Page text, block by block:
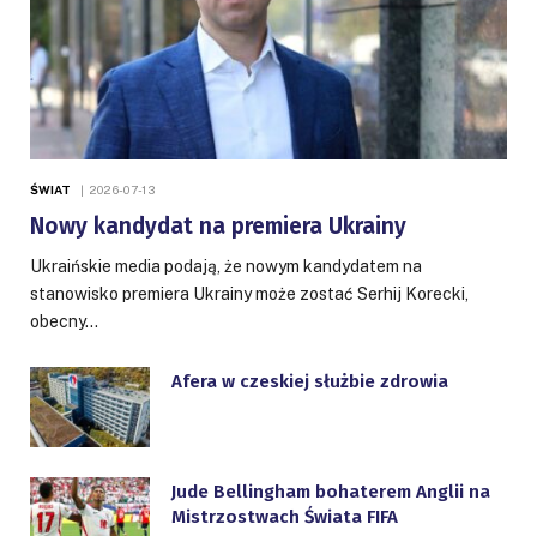
ŚWIAT 2026-07-13
Nowy kandydat na premiera Ukrainy
Ukraińskie media podają, że nowym kandydatem na
stanowisko premiera Ukrainy może zostać Serhij Korecki,
obecny…
Afera w czeskiej służbie zdrowia
Jude Bellingham bohaterem Anglii na
Mistrzostwach Świata FIFA